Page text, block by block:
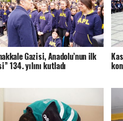
Gazisi, Anadolu’nun ilk
134. yılını kutladı